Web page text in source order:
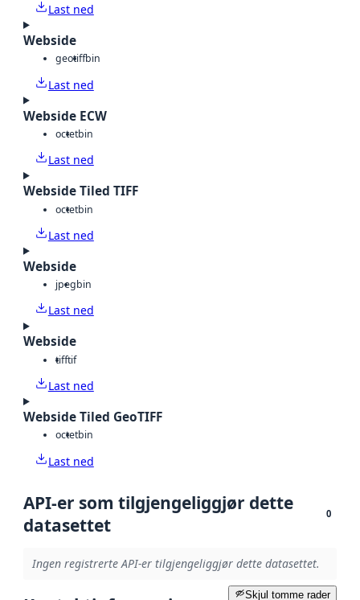
Last ned
Webside
geotiffbin
Last ned
Webside ECW
octetbin
Last ned
Webside Tiled TIFF
octetbin
Last ned
Webside
jpegbin
Last ned
Webside
tifftif
Last ned
Webside Tiled GeoTIFF
octetbin
Last ned
API-er som tilgjengeliggjør dette
datasettet
0
Ingen registrerte API-er tilgjengeliggjør dette datasettet.
Skjul tomme rader